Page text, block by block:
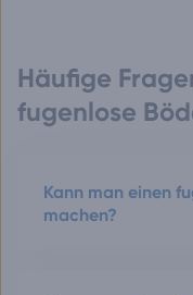
Häufige
fugenlose
Kann man einen
machen?